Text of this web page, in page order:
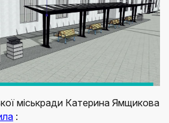
міськради Катерина Ямщикова
: